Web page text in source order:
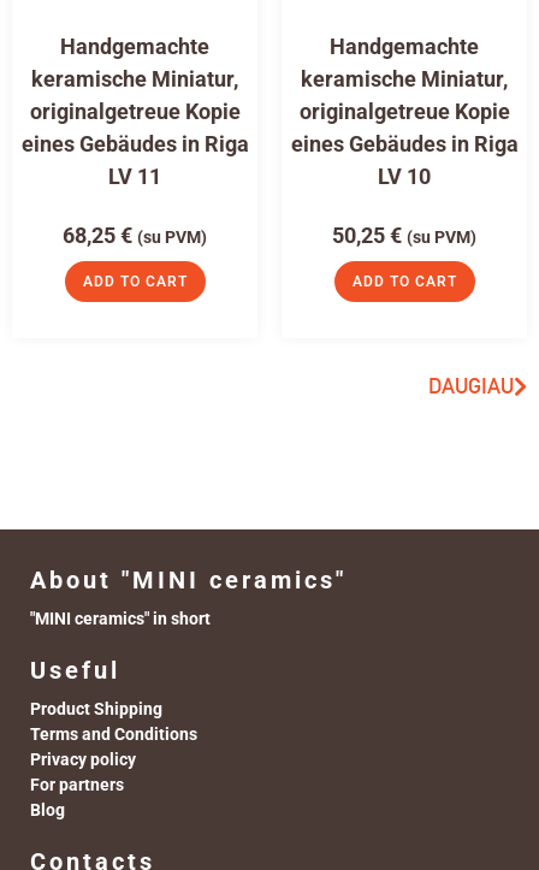
Handgemachte
keramische Miniatur,
originalgetreue Kopie
eines Gebäudes in Riga
LV 11
68,25€ (su PVM)
ADD TO CART
Handgemachte
keramische Miniatur,
originalgetreue Kopie
eines Gebäudes in Riga
LV 10
50,25€ (su PVM)
ADD TO CART
DAUGIAU
About "MINI ceramics"
"MINI ceramics" in short
Useful
Product Shipping
Terms and Conditions
Privacy policy
For partners
Blog
Contacts